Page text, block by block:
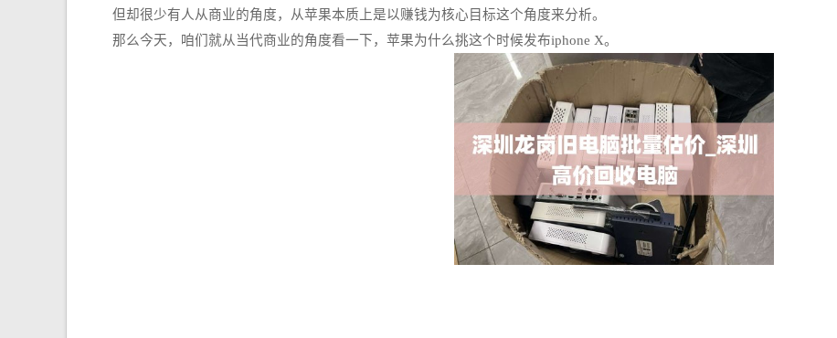
但却很少有人从商业的角度，从苹果本质上是以赚钱为核心目标这个角度来分析。
那么今天，咱们就从当代商业的角度看一下，苹果为什么挑这个时候发布iphone X。